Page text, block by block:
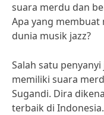
suara merdu dan
Apa yang
dunia musik jazz?
Salah satu
memiliki suara
Sugandi. Dira
terbaik di